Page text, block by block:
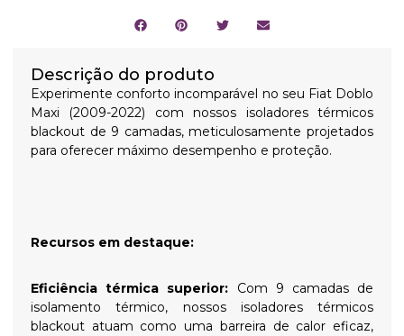
Descrição do produto
Experimente conforto incomparável no seu Fiat Doblo
Maxi (2009-2022) com nossos isoladores térmicos
blackout de 9 camadas, meticulosamente projetados
para oferecer máximo desempenho e proteção.
Recursos em destaque:
Eficiência térmica superior: Com 9 camadas de
isolamento térmico, nossos isoladores térmicos
blackout atuam como uma barreira de calor eficaz,